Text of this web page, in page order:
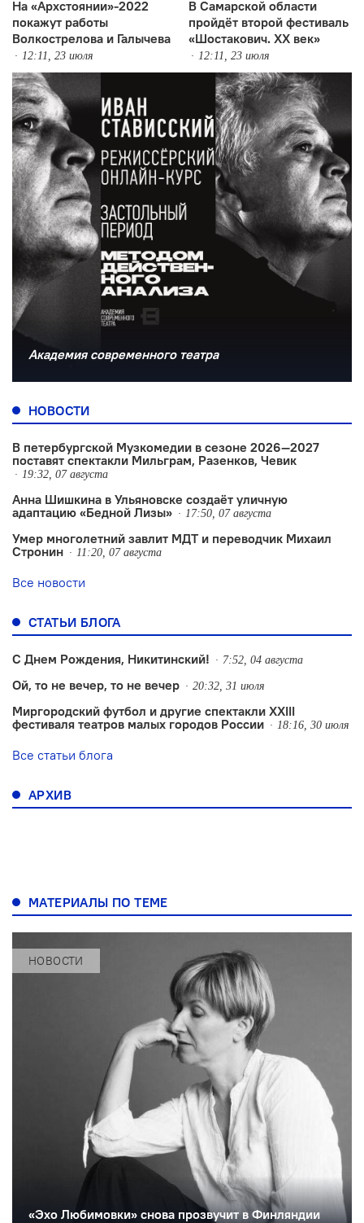
На «Архстоянии»-2022
покажут работы
Волкострелова и Галычева
12:11, 23 июля
В Самарской области
пройдёт второй фестиваль
«Шостакович. ХХ век»
12:11, 23 июля
Академия современного театра
НОВОСТИ
В петербургской Музкомедии в сезоне 2026—2027
поставят спектакли Мильграм, Разенков, Чевик
19:32, 07 августа
Анна Шишкина в Ульяновске создаëт уличную
адаптацию «Бедной Лизы»
17:50, 07 августа
Умер многолетний завлит МДТ и переводчик Михаил
Стронин
11:20, 07 августа
Все новости
СТАТЬИ БЛОГА
С Днем Рождения, Никитинский! 7:52, 04 августа
Ой, то не вечер, то не вечер 20:32, 31 июля
Миргородский футбол и другие спектакли XXIII
фестиваля театров малых городов России
18:16, 30 июля
Все статьи блога
АРХИВ
МАТЕРИАЛЫ ПО ТЕМЕ
НОВОСТИ
«Эхо Любимовки» снова прозвучит в Финляндии